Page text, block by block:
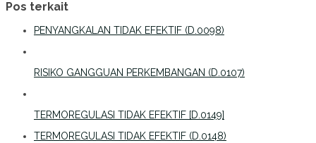
Pos terkait
PENYANGKALAN TIDAK EFEKTIF (D.0098)
RISIKO GANGGUAN PERKEMBANGAN (D.0107)
TERMOREGULASI TIDAK EFEKTIF [D.0149]
TERMOREGULASI TIDAK EFEKTIF (D.0148)